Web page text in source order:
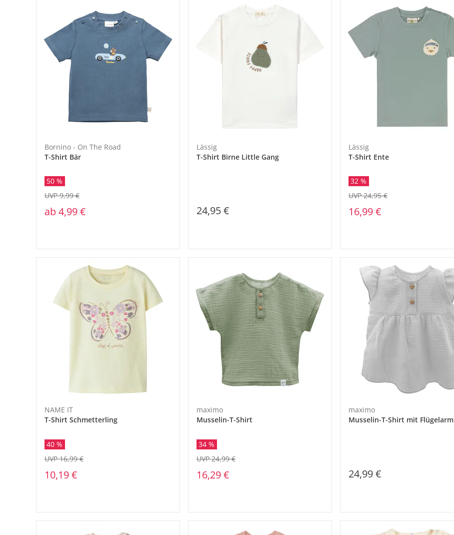
Bornino - On The Road
T-Shirt Bär
50 %
ab4,99 €
UVP 9,99 €
Lässig
T-Shirt Birne Little Gang
24,95 €
Lässig
T-Shirt Ente
32 %
16,99 €
UVP 24,95 €
NAME IT
T-Shirt Schmetterling
40 %
10,19 €
UVP 16,99 €
maximo
Musselin-T-Shirt
34 %
16,29 €
UVP 24,99 €
maximo
Musselin-T-Shirt mit Flügelarm
24,99 €